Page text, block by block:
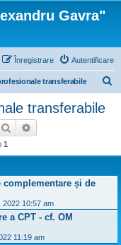
Gavra"
Autentificare
Înregistrare
transferabile
transferabile
Căutare
1
complementare și de
2022 10:57 am
a CPT - cf. OM
11:19 am